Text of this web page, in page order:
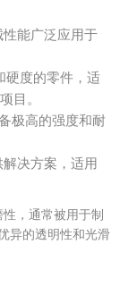
性能广泛应用于
硬度的零件，适
目。
极高的强度和耐
决方案，适用
，通常被用于制
异的透明性和光滑